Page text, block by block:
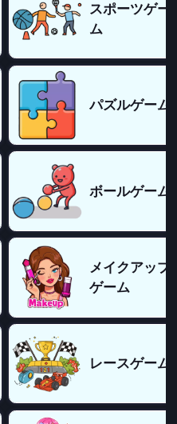
スポーツゲー
ム
パズルゲーム
ボールゲーム
メイクアップ
ゲーム
レースゲーム